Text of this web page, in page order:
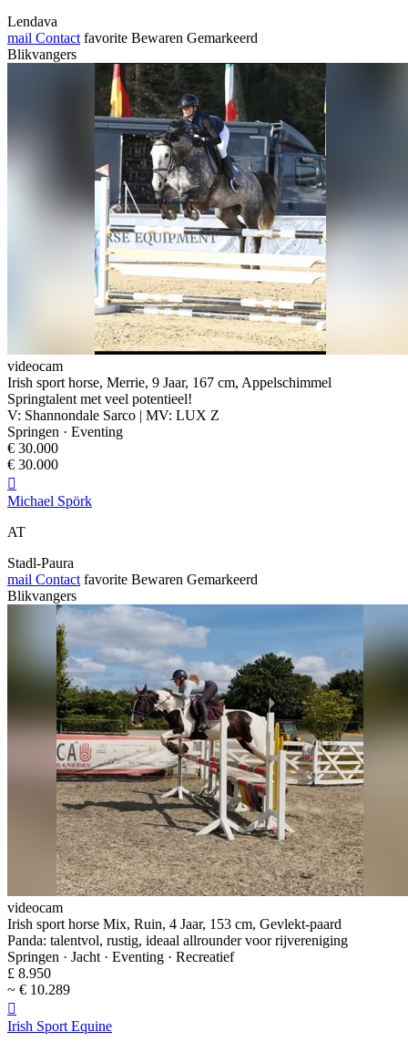
Lendava
mail Contact favorite Bewaren Gemarkeerd
Blikvangers
videocam
Irish sport horse, Merrie, 9 Jaar, 167 cm, Appelschimmel
Springtalent met veel potentieel!
V: Shannondale Sarco | MV: LUX Z
Springen · Eventing
€ 30.000
€ 30.000

Michael Spörk
AT
Stadl-Paura
mail Contact favorite Bewaren Gemarkeerd
Blikvangers
videocam
Irish sport horse Mix, Ruin, 4 Jaar, 153 cm, Gevlekt-paard
Panda: talentvol, rustig, ideaal allrounder voor rijvereniging
Springen · Jacht · Eventing · Recreatief
£ 8.950
~ € 10.289

Irish Sport Equine